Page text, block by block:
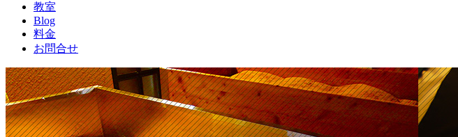
教室
Blog
料金
お問合せ